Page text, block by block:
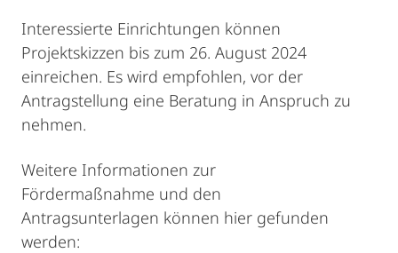
Interessierte Einrichtungen können
Projektskizzen bis zum 26. August 2024
einreichen. Es wird empfohlen, vor der
Antragstellung eine Beratung in Anspruch zu
nehmen.
Weitere Informationen zur
Fördermaßnahme und den
Antragsunterlagen können hier gefunden
werden: